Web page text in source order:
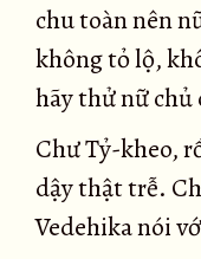
chu toàn nên
không tỏ lộ,
hãy thử nữ chủ
Chư Tỷ-kheo,
dậy thật trễ.
Vedehika nói